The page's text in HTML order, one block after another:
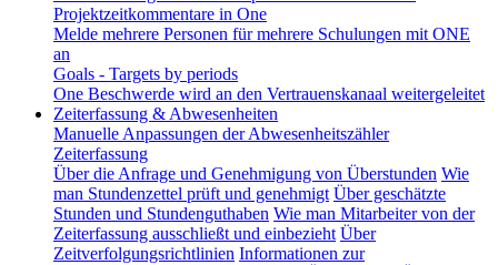
Projektzeitkommentare in One
Melde mehrere Personen für mehrere Schulungen mit ONE
an
Goals - Targets by periods
One Beschwerde wird an den Vertrauenskanaal weitergeleitet
Zeiterfassung & Abwesenheiten
Manuelle Anpassungen der Abwesenheitszähler
Zeiterfassung
Über die Anfrage und Genehmigung von Überstunden Wie
man Stundenzettel prüft und genehmigt Über geschätzte
Stunden und Stundenguthaben Wie man Mitarbeiter von der
Zeiterfassung ausschließt und einbezieht Über
Zeitverfolgungsrichtlinien Informationen zur